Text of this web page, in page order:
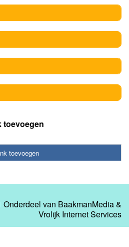
toevoegen
toevoegen
van BaakmanMedia&
Vrolijk Internet Services